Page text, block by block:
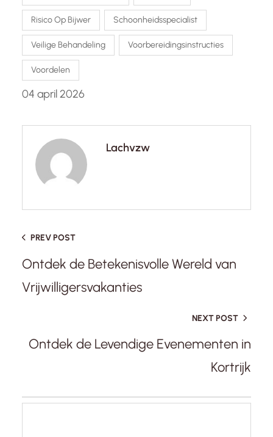
Risico Op Bijwer Schoonheidsspecialist
Veilige Behandeling Voorbereidingsinstructies
Voordelen
04 april 2026
Lachvzw
PREV POST
Ontdek de Betekenisvolle Wereld van
Vrijwilligersvakanties
NEXT POST
Ontdek de Levendige Evenementen in
Kortrijk